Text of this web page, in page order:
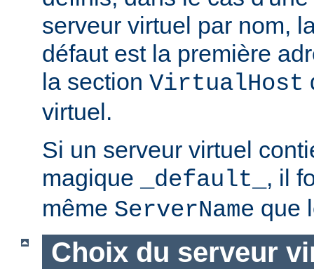
serveur virtuel par nom,
défaut est la première
la section VirtualHost
virtuel.
Si un serveur virtuel
magique
_default_ , il
même ServerName que
Choix du serveur